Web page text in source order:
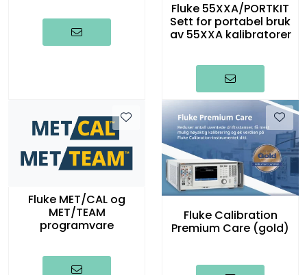
Fluke 55XXA/PORTKIT
Sett for portabel bruk
av 55XXA kalibratorer
Fluke MET/CAL og
MET/TEAM
programvare
Fluke Calibration
Premium Care (gold)